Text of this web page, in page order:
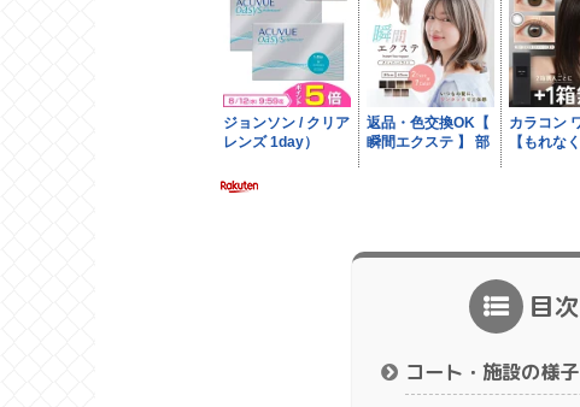
目次
コート・施設の様子